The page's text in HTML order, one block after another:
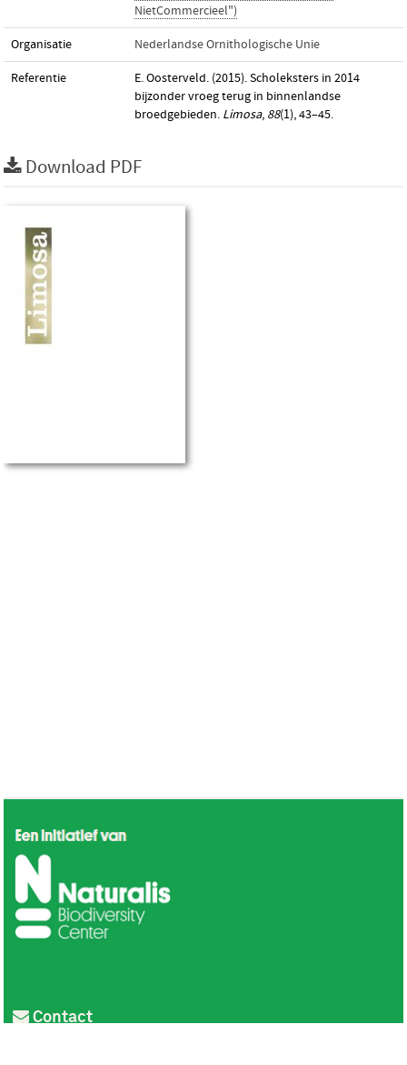
NietCommercieel")
Organisatie Nederlandse Ornithologische Unie
Referentie
E. Oosterveld. (2015). Scholeksters in 2014
bijzonder vroeg terug in binnenlandse
broedgebieden. Limosa, 88(1), 43–45.
Download PDF
Contact